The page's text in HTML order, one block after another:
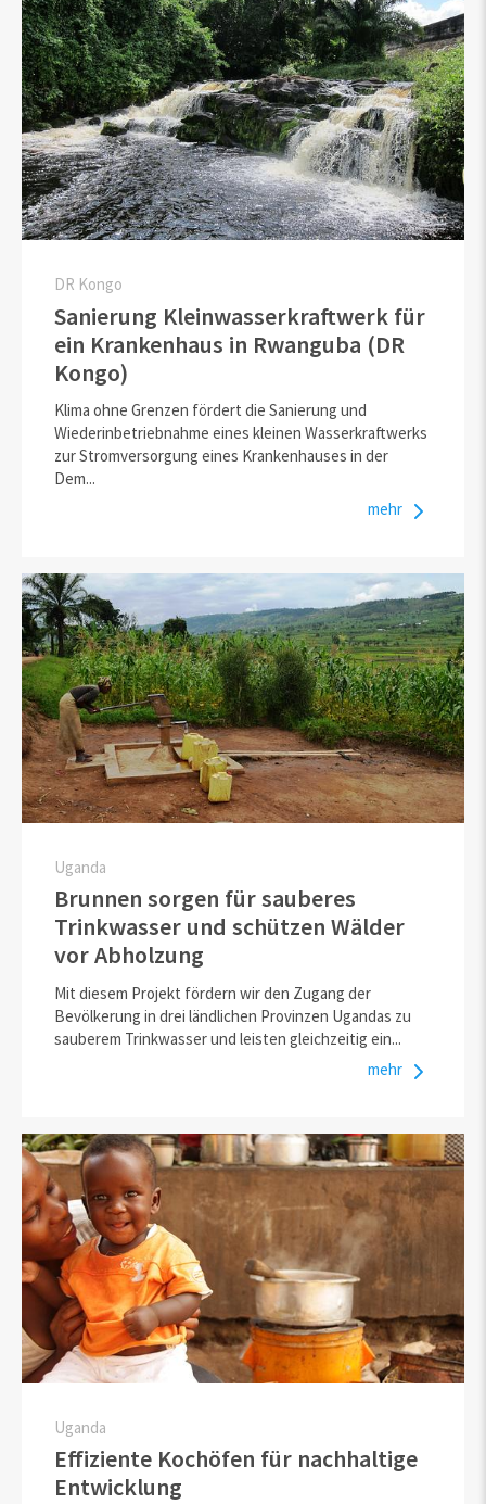
DR Kongo
Sanierung Kleinwasserkraftwerk für
ein Krankenhaus in Rwanguba (DR
Kongo)
Klima ohne Grenzen fördert die Sanierung und
Wiederinbetriebnahme eines kleinen Wasserkraftwerks
zur Stromversorgung eines Krankenhauses in der
Dem...
mehr
Uganda
Brunnen sorgen für sauberes
Trinkwasser und schützen Wälder
vor Abholzung
Mit diesem Projekt fördern wir den Zugang der
Bevölkerung in drei ländlichen Provinzen Ugandas zu
sauberem Trinkwasser und leisten gleichzeitig ein...
mehr
Uganda
Effiziente Kochöfen für nachhaltige
Entwicklung